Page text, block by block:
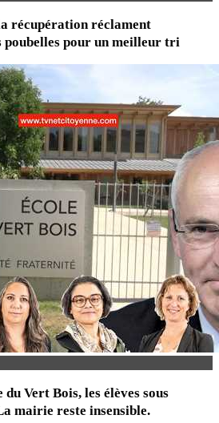
récupération réclament
poubelles pour un meilleur tri
Vert Bois, les élèves sous
mairie reste insensible.